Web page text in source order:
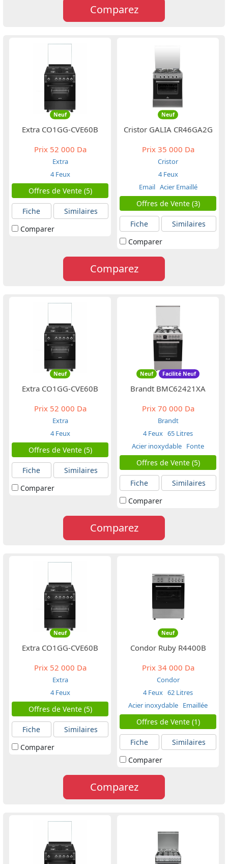
Comparez
Neuf
Extra CO1GG-CVE60B
Prix52 000 Da
Extra
4 Feux
Offres de Vente (5)
Fiche
Similaires
Comparer
Neuf
Cristor GALIA CR46GA2G
Prix35 000 Da
Cristor
4 Feux
Email Acier Emaillé
Offres de Vente (3)
Fiche
Similaires
Comparer
Comparez
Neuf
Extra CO1GG-CVE60B
Prix52 000 Da
Extra
4 Feux
Offres de Vente (5)
Fiche
Similaires
Comparer
Neuf Facilité Neuf
Brandt BMC62421XA
Prix70 000 Da
Brandt
4 Feux 65 Litres
Acier inoxydable Fonte
Offres de Vente (5)
Fiche
Similaires
Comparer
Comparez
Neuf
Extra CO1GG-CVE60B
Prix52 000 Da
Extra
4 Feux
Offres de Vente (5)
Fiche
Similaires
Comparer
Neuf
Condor Ruby R4400B
Prix34 000 Da
Condor
4 Feux 62 Litres
Acier inoxydable Emaillée
Offres de Vente (1)
Fiche
Similaires
Comparer
Comparez